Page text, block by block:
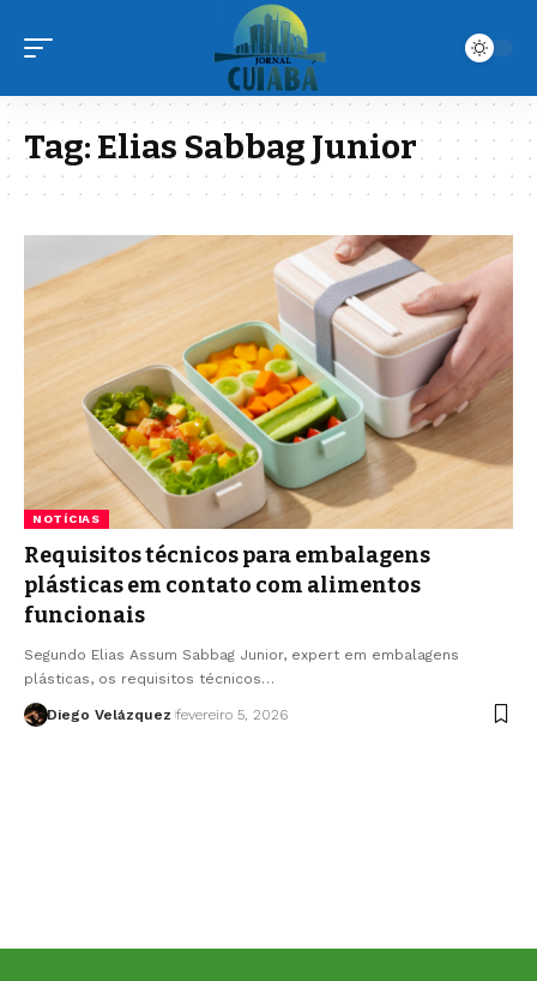
Tag:Elias Sabbag Junior
NOTÍCIAS
Requisitos técnicos para embalagens
plásticas em contato com alimentos
funcionais
Segundo Elias Assum Sabbag Junior, expert em embalagens
plásticas, os requisitos técnicos…
Diego Velázquez fevereiro 5, 2026